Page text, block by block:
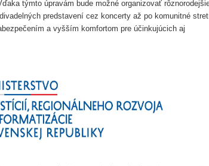
týmto úpravám bude možné organizovať
predstavení cez koncerty až po komunitné
a vyšším komfortom pre účinkujúcich aj